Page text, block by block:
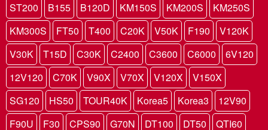
ST200
B155 B120D KM150S KM200S
KM250S
KM300S
FT50 T400 C20K V50K F190
V120K
V30K
T15D C30K C2400 C3600 C6000
6V120
12V120
C70K V90X V70X V120X
V150X
SG120
HS50 TOUR40K Korea5 Korea3
12V90
F90U
F30 CPS90 G70N DT100 DT50
QTI60